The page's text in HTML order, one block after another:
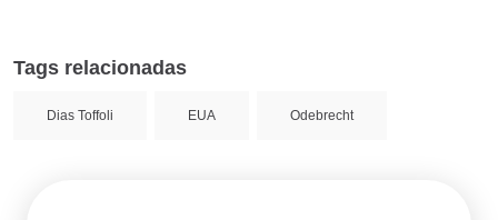
Tags relacionadas
Dias Toffoli EUA Odebrecht